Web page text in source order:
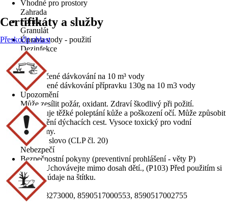
Vhodné pro prostory
Zahrada
Forma
Granulát
Úprava vody - použití
Dezinfekce
Obsah
0,9 kg
Doporučené dávkování na 10 m³ vody
doporučené dávkování přípravku 130g na 10 m3 vody
Upozornění
Může zesílit požár, oxidant. Zdraví škodlivý při požití.
Způsobuje těžké poleptání kůže a poškození očí. Může způsobit
podráždění dýchacích cest. Vysoce toxický pro vodní
organismy.
Signální slovo (CLP čl. 20)
Nebezpečí
Bezpečnostní pokyny (preventivní prohlášení - věty P)
(P102) Uchovávejte mimo dosah dětí., (P103) Před použitím si
přečtěte údaje na štítku.
EAN
2004288273000, 8590517000553, 8590517002755
Certifikáty a služby
Přeskočit oblast